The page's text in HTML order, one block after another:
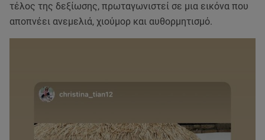
τέλος της δεξίωσης, πρωταγωνιστεί σε μια εικόνα που
αποπνέει ανεμελιά, χιούμορ και αυθορμητισμό.